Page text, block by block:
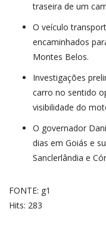
traseira de um
O veículo
encaminhados
Montes Belos.
Investigações
carro no sentido
visibilidade do
O governador
dias em Goiás e
Sanclerlândia e
FONTE: g1
Hits: 283